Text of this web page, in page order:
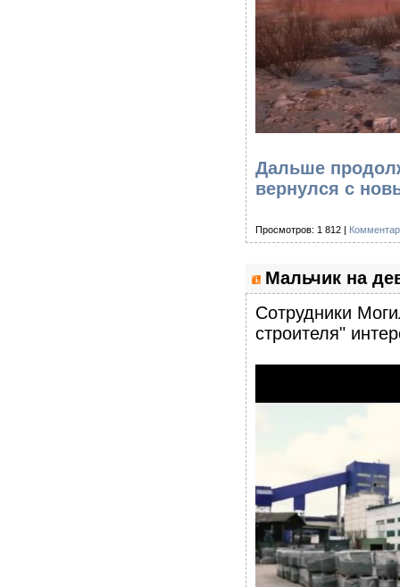
Дальше
вернулся с
Просмотров: 1 812 |
Мальчик на
Сотрудники
строителя"